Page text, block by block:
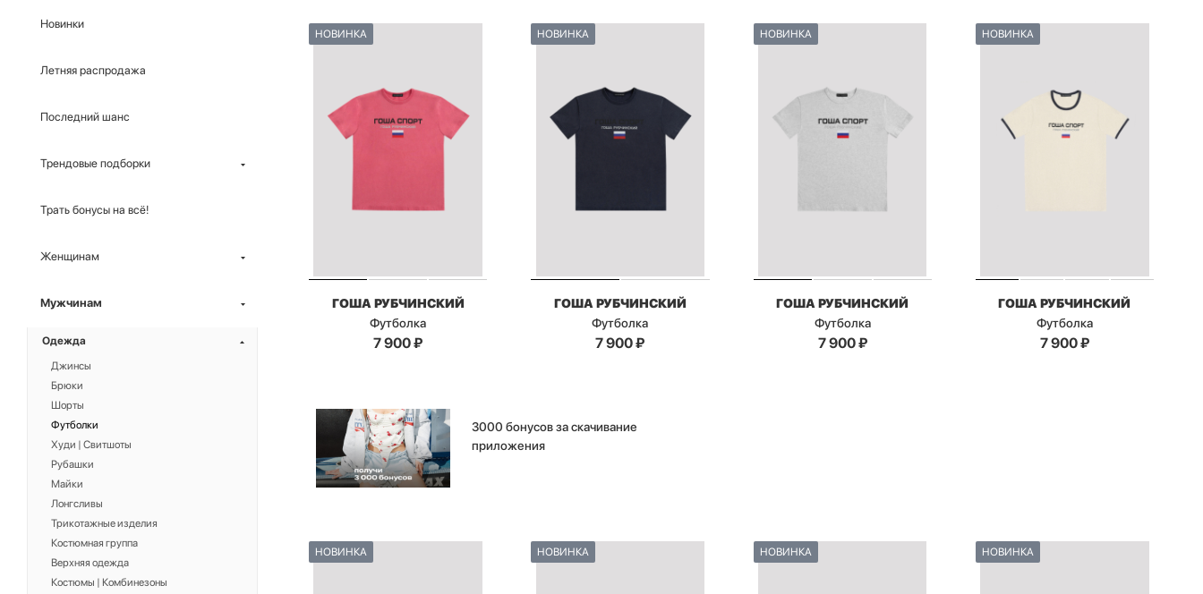
НОВИНКА
ГОША РУБЧИНСКИЙ
Футболка
7 900₽
НОВИНКА
ГОША РУБЧИНСКИЙ
Футболка
7 900₽
НОВИНКА
ГОША РУБЧИНСКИЙ
Футболка
7 900₽
НОВИНКА
ГОША РУБЧИНСКИЙ
Футболка
7 900₽
3000 бонусов за скачивание
приложения
НОВИНКА НОВИНКА НОВИНКА НОВИНКА
Новинки
Летняя распродажа
Последний шанс
Трендовые подборки
Трать бонусы на всё!
Женщинам
Мужчинам
Одежда
Джинсы
Брюки
Шорты
Футболки
Худи | Свитшоты
Рубашки
Майки
Лонгсливы
Трикотажные изделия
Костюмная группа
Верхняя одежда
Костюмы | Комбинезоны